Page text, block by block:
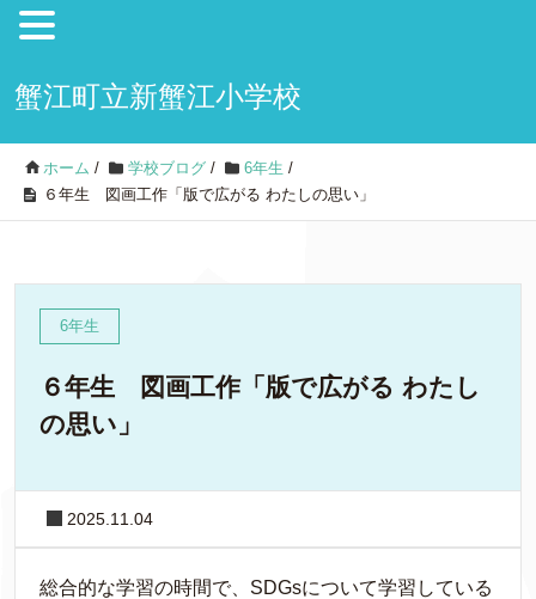
蟹江町立新蟹江小学校
ホーム / 学校ブログ / 6年生 /
６年生 図画工作「版で広がる わたしの思い」
6年生
６年生 図画工作「版で広がる わたし
の思い」
2025.11.04
総合的な学習の時間で、SDGsについて学習している